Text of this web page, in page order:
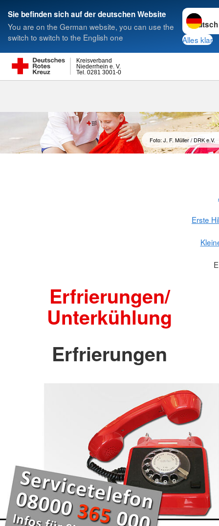
Sie befinden sich auf der deutschen Website
You are on the German website, you can use the
switch to switch to the English one
Sprache
Alles klar
Tel. 0281 3001-0
Niederrhein e. V.
Kreisverband
Suche
Foto: J. F. Müller / DRK e.V.
Erste
Erfrierungen/
Unterkühlung
Erfrierungen